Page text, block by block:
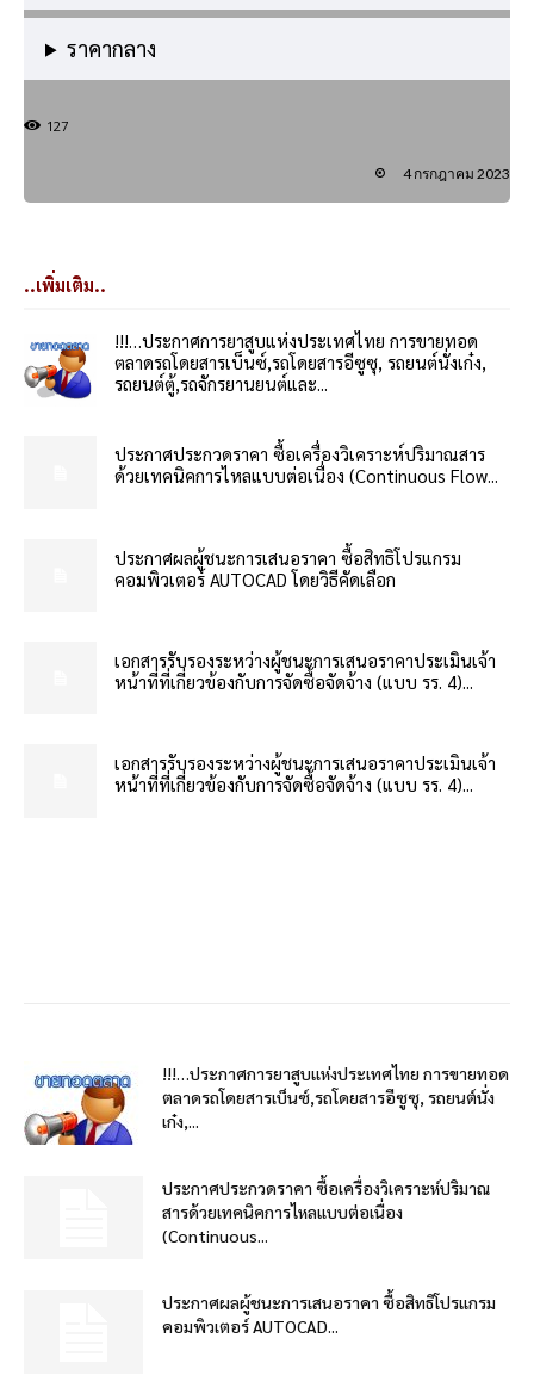
ราคากลาง
127
4 กรกฎาคม 2023
..เพิ่มเติม..
!!!…ประกาศการยาสูบแห่งประเทศไทย การขายทอด
ตลาดรถโดยสารเบ็นซ์,รถโดยสารอีซูซุ, รถยนต์นั่งเก๋ง,
รถยนต์ตู้,รถจักรยานยนต์และ...
ประกาศประกวดราคา ซื้อเครื่องวิเคราะห์ปริมาณสาร
ด้วยเทคนิคการไหลแบบต่อเนื่อง (Continuous Flow...
ประกาศผลผู้ชนะการเสนอราคา ซื้อสิทธิโปรแกรม
คอมพิวเตอร์ AUTOCAD โดยวิธีคัดเลือก
เอกสารรับรองระหว่างผู้ชนะการเสนอราคาประเมินเจ้า
หน้าที่ที่เกี่ยวข้องกับการจัดซื้อจัดจ้าง (แบบ รร. 4)...
เอกสารรับรองระหว่างผู้ชนะการเสนอราคาประเมินเจ้า
หน้าที่ที่เกี่ยวข้องกับการจัดซื้อจัดจ้าง (แบบ รร. 4)...
!!!…ประกาศการยาสูบแห่งประเทศไทย การขายทอด
ตลาดรถโดยสารเบ็นซ์,รถโดยสารอีซูซุ, รถยนต์นั่ง
เก๋ง,...
ประกาศประกวดราคา ซื้อเครื่องวิเคราะห์ปริมาณ
สารด้วยเทคนิคการไหลแบบต่อเนื่อง
(Continuous...
ประกาศผลผู้ชนะการเสนอราคา ซื้อสิทธิโปรแกรม
คอมพิวเตอร์ AUTOCAD...